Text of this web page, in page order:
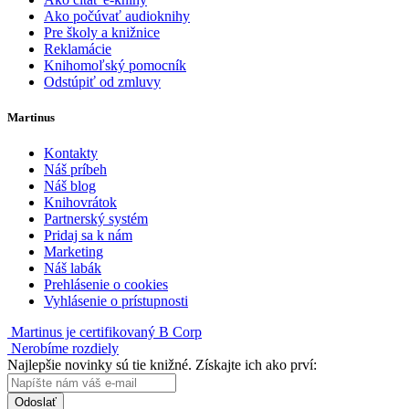
Ako počúvať audioknihy
Pre školy a knižnice
Reklamácie
Knihomoľský pomocník
Odstúpiť od zmluvy
Martinus
Kontakty
Náš príbeh
Náš blog
Knihovrátok
Partnerský systém
Pridaj sa k nám
Marketing
Náš labák
Prehlásenie o cookies
Vyhlásenie o prístupnosti
Martinus je certifikovaný B Corp
Nerobíme rozdiely
Najlepšie novinky sú tie knižné. Získajte ich ako prví:
Odoslať